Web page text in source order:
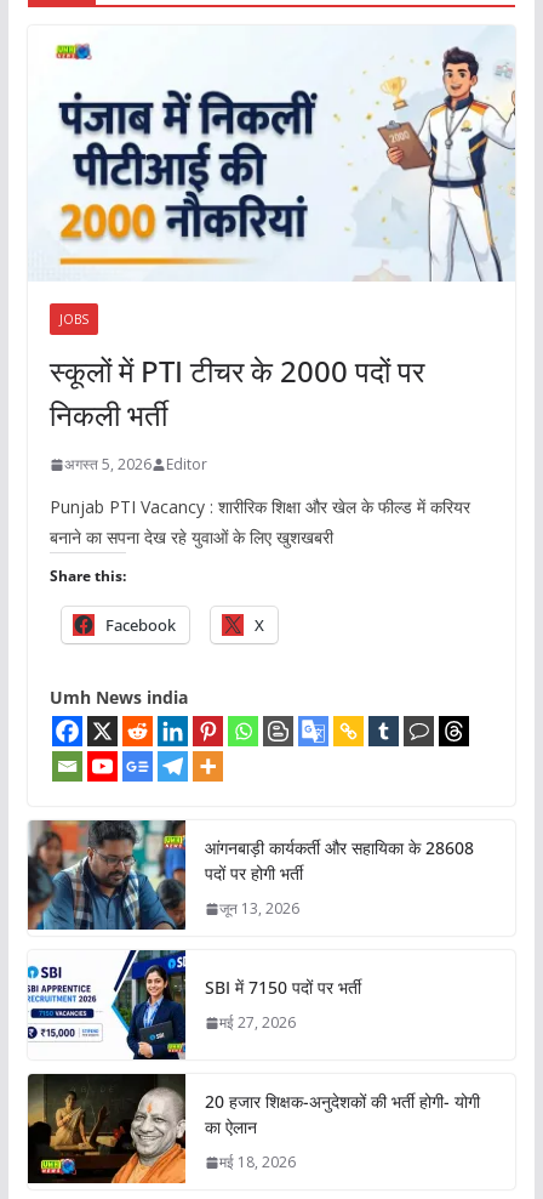
JOBS
स्कूलों में PTI टीचर के 2000 पदों पर
निकली भर्ती
अगस्त 5, 2026 Editor
Punjab PTI Vacancy : शारीरिक शिक्षा और खेल के फील्ड में करियर
बनाने का सपना देख रहे युवाओं के लिए खुशखबरी
Share this:
Facebook X
Umh News india
आंगनबाड़ी कार्यकर्ती और सहायिका के 28608
पदों पर होगी भर्ती
जून 13, 2026
SBI में 7150 पदों पर भर्ती
मई 27, 2026
20 हजार शिक्षक-अनुदेशकों की भर्ती होगी- योगी
का ऐलान
मई 18, 2026